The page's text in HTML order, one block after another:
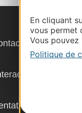
En cliquant
vous permet
Vous
Politique de